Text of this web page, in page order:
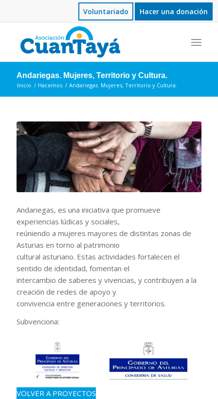
Voluntariado Hacer una donación
Andariegas. Mujeres, Territorio y Cultura.
Inicio / Hacemos / Andariegas. Mujeres, Territorio y Cultura.
Andariegas, es una iniciativa que promueve
experiencias lúdicas y sociales,
reúniendo a mujeres mayores de distintas zonas de
Asturias en torno al patrimonio
cultural asturiano. Estas actividades fortalecen el
sentido de identidad, fomentan el
intercambio de saberes y vivencias, y contribuyen a la
creación de redes de apoyo y
convivencia entre generaciones y territorios.
Subvenciona:
VOLVER A PROYECTOS